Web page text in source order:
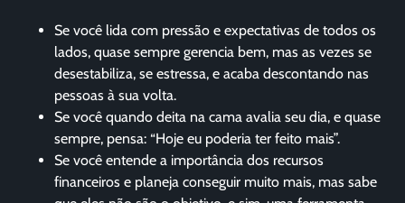
Se você lida com pressão e expectativas de todos os
lados, quase sempre gerencia bem, mas as vezes se
desestabiliza, se estressa, e acaba descontando nas
pessoas à sua volta.
Se você quando deita na cama avalia seu dia, e quase
sempre, pensa: “Hoje eu poderia ter feito mais”.
Se você entende a importância dos recursos
financeiros e planeja conseguir muito mais, mas sabe